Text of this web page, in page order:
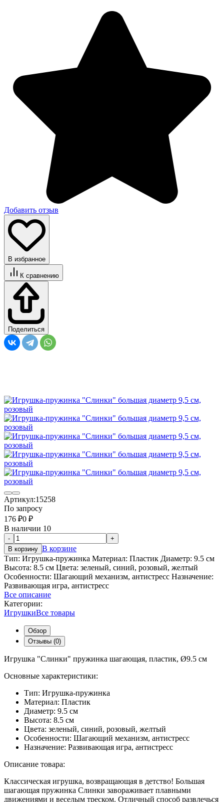
Добавить отзыв
В избранное
К сравнению
Поделиться
Артикул:15258
По запросу
176 ₽0 ₽
В наличии 10
-
+
В корзину В корзине
Тип: Игрушка-пружинка Материал: Пластик Диаметр: 9.5 см
Высота: 8.5 см Цвета: зеленый, синий, розовый, желтый
Особенности: Шагающий механизм, антистресс Назначение:
Развивающая игра, антистресс
Все описание
Категории:
ИгрушкиВсе товары
Обзор
Отзывы (0)
Игрушка "Слинки" пружинка шагающая, пластик, Ø9.5 см
Основные характеристики:
Тип: Игрушка-пружинка
Материал: Пластик
Диаметр: 9.5 см
Высота: 8.5 см
Цвета: зеленый, синий, розовый, желтый
Особенности: Шагающий механизм, антистресс
Назначение: Развивающая игра, антистресс
Описание товара:
Классическая игрушка, возвращающая в детство! Большая
шагающая пружинка Слинки завораживает плавными
движениями и веселым треском. Отличный способ развлечься